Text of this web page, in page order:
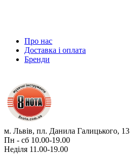
Про нас
Доставка і оплата
Бренди
м. Львів, пл. Данила Галицького, 13
Пн - сб 10.00-19.00
Неділя 11.00-19.00